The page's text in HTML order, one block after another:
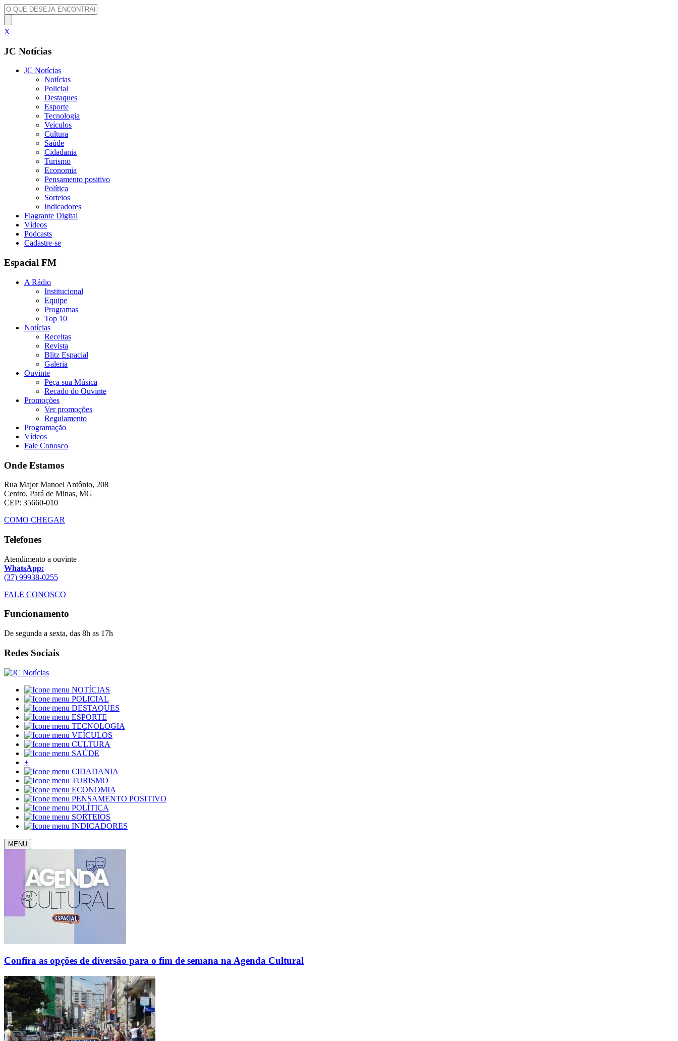
X
JC Notícias
JC Notícias
Notícias
Policial
Destaques
Esporte
Tecnologia
Veículos
Cultura
Saúde
Cidadania
Turismo
Economia
Pensamento positivo
Política
Sorteios
Indicadores
Flagrante Digital
Vídeos
Podcasts
Cadastre-se
Espacial FM
A Rádio
Institucional
Equipe
Programas
Top 10
Notícias
Receitas
Revista
Blitz Espacial
Galeria
Ouvinte
Peça sua Música
Recado do Ouvinte
Promoções
Ver promoções
Regulamento
Programação
Vídeos
Fale Conosco
Onde Estamos
Rua Major Manoel Antônio, 208
Centro, Pará de Minas, MG
CEP: 35660-010
COMO CHEGAR
Telefones
Atendimento a ouvinte
WhatsApp:
(37) 99938-0255
FALE CONOSCO
Funcionamento
De segunda a sexta, das 8h as 17h
Redes Sociais
NOTÍCIAS
POLICIAL
DESTAQUES
ESPORTE
TECNOLOGIA
VEÍCULOS
CULTURA
SAÚDE
+
CIDADANIA
TURISMO
ECONOMIA
PENSAMENTO POSITIVO
POLÍTICA
SORTEIOS
INDICADORES
MENU
Confira as opções de diversão para o fim de semana na Agenda Cultural